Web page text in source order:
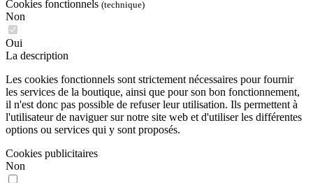
Cookies fonctionnels (technique)
Non
Oui
La description
Les cookies fonctionnels sont strictement nécessaires pour fournir
les services de la boutique, ainsi que pour son bon fonctionnement,
il n'est donc pas possible de refuser leur utilisation. Ils permettent à
l'utilisateur de naviguer sur notre site web et d'utiliser les différentes
options ou services qui y sont proposés.
Cookies publicitaires
Non